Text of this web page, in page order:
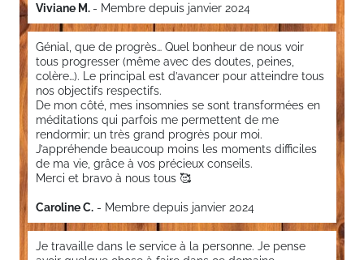
Viviane M. - Membre depuis janvier 2024
Génial, que de progrès… Quel bonheur de nous voir
tous progresser (même avec des doutes, peines,
colère…). Le principal est d’avancer pour atteindre tous
nos objectifs respectifs.
De mon côté, mes insomnies se sont transformées en
méditations qui parfois me permettent de me
rendormir; un très grand progrès pour moi.
J’appréhende beaucoup moins les moments difficiles
de ma vie, grâce à vos précieux conseils.
Merci et bravo à nous tous 🥰
Caroline C. - Membre depuis janvier 2024
Je travaille dans le service à la personne. Je pense